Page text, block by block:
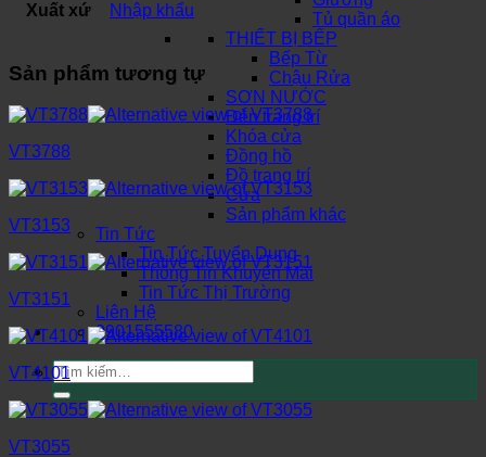
Tủ quần áo
THIẾT BỊ BẾP
Bếp Từ
Chậu Rửa
SƠN NƯỚC
Đèn trang trí
Khóa cửa
Đồng hồ
Đồ trang trí
Cửa
Sản phẩm khác
Tin Tức
Tin Tức Tuyển Dụng
Thông Tin Khuyến Mãi
Tin Tức Thị Trường
Liên Hệ
0901555580
Tìm
kiếm:
Xuất xứ Nhập khẩu
Sản phẩm tương tự
VT3788
VT3153
VT3151
VT4101
VT3055